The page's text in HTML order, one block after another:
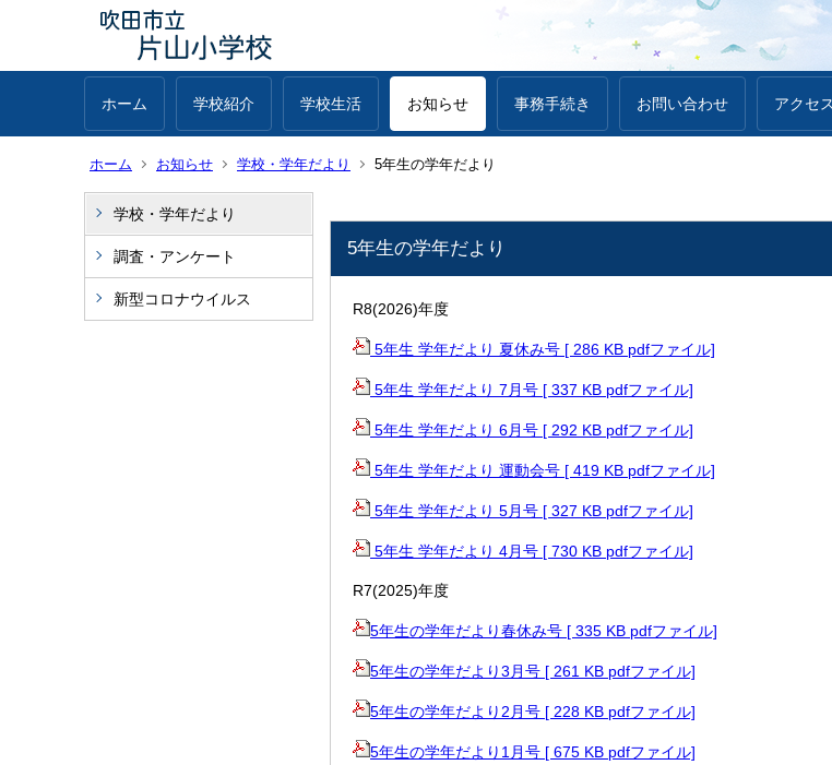
ホーム 学校紹介 学校生活 お知らせ 事務手続き お問い合わせ アクセス
ホーム お知らせ 学校・学年だより 5年生の学年だより
学校・学年だより
調査・アンケート
新型コロナウイルス
5年生の学年だより
R8(2026)年度
5年生 学年だより 夏休み号 [ 286 KB pdfファイル]
5年生 学年だより 7月号 [ 337 KB pdfファイル]
5年生 学年だより 6月号 [ 292 KB pdfファイル]
5年生 学年だより 運動会号 [ 419 KB pdfファイル]
5年生 学年だより 5月号 [ 327 KB pdfファイル]
5年生 学年だより 4月号 [ 730 KB pdfファイル]
R7(2025)年度
5年生の学年だより春休み号 [ 335 KB pdfファイル]
5年生の学年だより3月号 [ 261 KB pdfファイル]
5年生の学年だより2月号 [ 228 KB pdfファイル]
5年生の学年だより1月号 [ 675 KB pdfファイル]